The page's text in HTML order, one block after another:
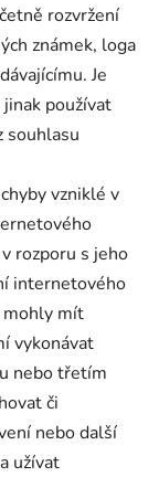
rozvržení
známek, loga
Je
používat
souhlasu
vzniklé v
rozporu s jeho
internetového
mohly mít
vykonávat
nebo třetím
či
nebo další
užívat